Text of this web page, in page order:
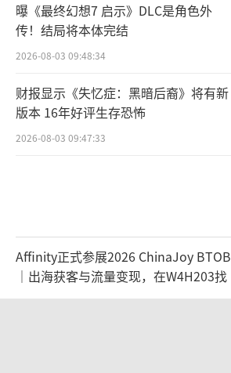
曝《最终幻想7 启示》DLC是角色外
传！结局将本体完结
2026-08-03 09:48:34
财报显示《失忆症：黑暗后裔》将有新
版本 16年好评生存恐怖
2026-08-03 09:47:33
Affinity正式参展2026 ChinaJoy BTOB
｜出海获客与流量变现，在W4H203找
2026-07-30 10:49:33